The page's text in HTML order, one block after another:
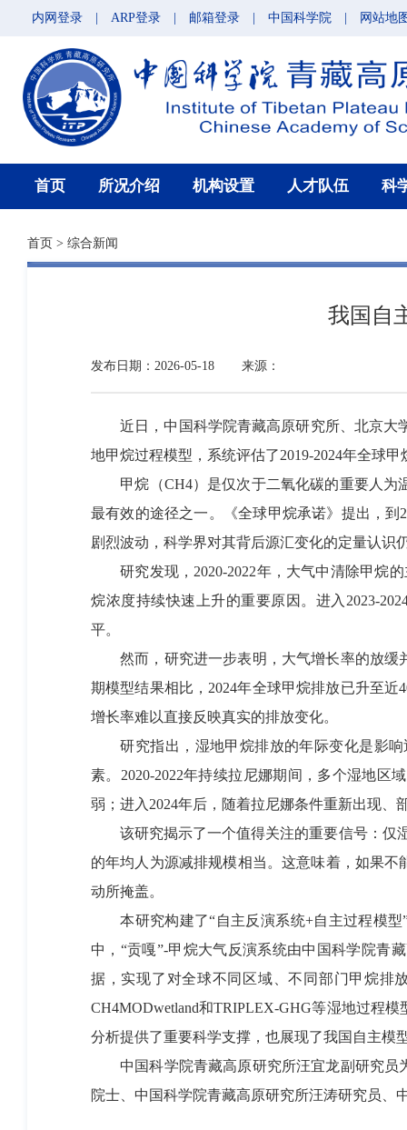
内网登录 ARP登录 邮箱登录 中国科学院 网站地
首页 所况介绍 机构设置 人才队伍 科
首页 > 综合新闻
我国自
发布日期：2026-05-18 来源：
近日，中国科学院青藏高原研究所、北京大学
地甲烷过程模型，系统评估了2019-2024年全球
甲烷（CH4）是仅次于二氧化碳的重要人为
最有效的途径之一。《全球甲烷承诺》提出，到
剧烈波动，科学界对其背后源汇变化的定量认识
研究发现，2020-2022年，大气中清除甲烷的
烷浓度持续快速上升的重要原因。进入2023-
平。
然而，研究进一步表明，大气增长率的放缓并
期模型结果相比，2024年全球甲烷排放已升至
增长率难以直接反映真实的排放变化。
研究指出，湿地甲烷排放的年际变化是影响
素。2020-2022年持续拉尼娜期间，多个湿地区
弱；进入2024年后，随着拉尼娜条件重新出现
该研究揭示了一个值得关注的重要信号：仅湿
的年均人为源减排规模相当。这意味着，如果
动所掩盖。
本研究构建了“自主反演系统+自主过程模型”
中，“贡嘎”-甲烷大气反演系统由中国科学院青
据，实现了对全球不同区域、不同部门甲烷排
CH4MODwetland和TRIPLEX-GHG等湿地过程
分析提供了重要科学支撑，也展现了我国自主模
中国科学院青藏高原研究所汪宜龙副研究员
院士、中国科学院青藏高原研究所汪涛研究员